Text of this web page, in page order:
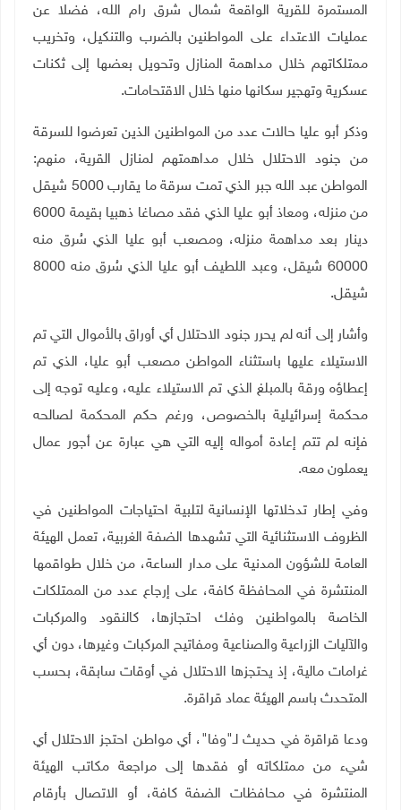
المستمرة للقرية الواقعة شمال شرق رام الله، فضلا عن
عمليات الاعتداء على المواطنين بالضرب والتنكيل، وتخريب
ممتلكاتهم خلال مداهمة المنازل وتحويل بعضها إلى ثكنات
عسكرية وتهجير سكانها منها خلال الاقتحامات.
وذكر أبو عليا حالات عدد من المواطنين الذين تعرضوا للسرقة
من جنود الاحتلال خلال مداهمتهم لمنازل القرية، منهم:
المواطن عبد الله جبر الذي تمت سرقة ما يقارب 5000 شيقل
من منزله، ومعاذ أبو عليا الذي فقد مصاغا ذهبيا بقيمة 6000
دينار بعد مداهمة منزله، ومصعب أبو عليا الذي سُرق منه
60000 شيقل، وعبد اللطيف أبو عليا الذي سُرق منه 8000
شيقل.
وأشار إلى أنه لم يحرر جنود الاحتلال أي أوراق بالأموال التي تم
الاستيلاء عليها باستثناء المواطن مصعب أبو عليا، الذي تم
إعطاؤه ورقة بالمبلغ الذي تم الاستيلاء عليه، وعليه توجه إلى
محكمة إسرائيلية بالخصوص، ورغم حكم المحكمة لصالحه
فإنه لم تتم إعادة أمواله إليه التي هي عبارة عن أجور عمال
يعملون معه.
وفي إطار تدخلاتها الإنسانية لتلبية احتياجات المواطنين في
الظروف الاستثنائية التي تشهدها الضفة الغربية، تعمل الهيئة
العامة للشؤون المدنية على مدار الساعة، من خلال طواقمها
المنتشرة في المحافظة كافة، على إرجاع عدد من الممتلكات
الخاصة بالمواطنين وفك احتجازها، كالنقود والمركبات
والآليات الزراعية والصناعية ومفاتيح المركبات وغيرها، دون أي
غرامات مالية، إذ يحتجزها الاحتلال في أوقات سابقة، بحسب
المتحدث باسم الهيئة عماد قراقرة.
ودعا قراقرة في حديث لـ"وفا"، أي مواطن احتجز الاحتلال أي
شيء من ممتلكاته أو فقدها إلى مراجعة مكاتب الهيئة
المنتشرة في محافظات الضفة كافة، أو الاتصال بأرقام